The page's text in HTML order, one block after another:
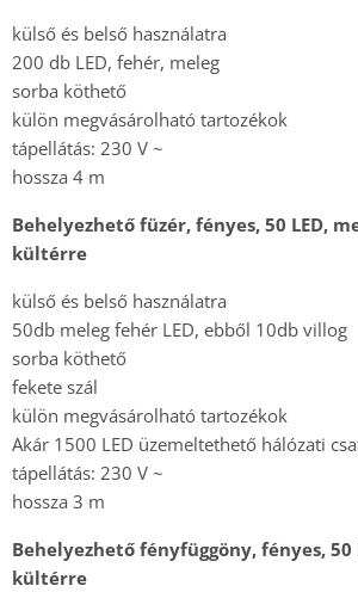
külső és belső használatra
200 db LED, fehér, meleg
sorba köthető
külön megvásárolható tartozékok
tápellátás: 230 V ~
hossza 4 m
Behelyezhető füzér, fényes, 50 LED,
kültérre
külső és belső használatra
50db meleg fehér LED, ebből 10db villog
sorba köthető
fekete szál
külön megvásárolható tartozékok
Akár 1500 LED üzemeltethető hálózati
tápellátás: 230 V ~
hossza 3 m
Behelyezhető fényfüggöny, fényes, 50
kültérre